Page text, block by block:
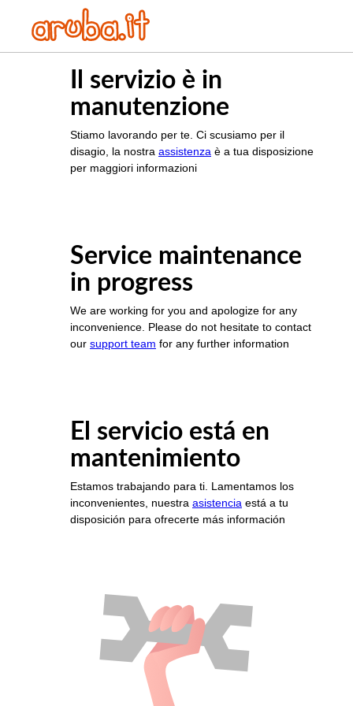
Il servizio è in
manutenzione
Stiamo lavorando per te. Ci scusiamo per il
disagio, la nostra assistenza è a tua disposizione
per maggiori informazioni
Service maintenance
in progress
We are working for you and apologize for any
inconvenience. Please do not hesitate to contact
our support team for any further information
El servicio está en
mantenimiento
Estamos trabajando para ti. Lamentamos los
inconvenientes, nuestra asistencia está a tu
disposición para ofrecerte más información